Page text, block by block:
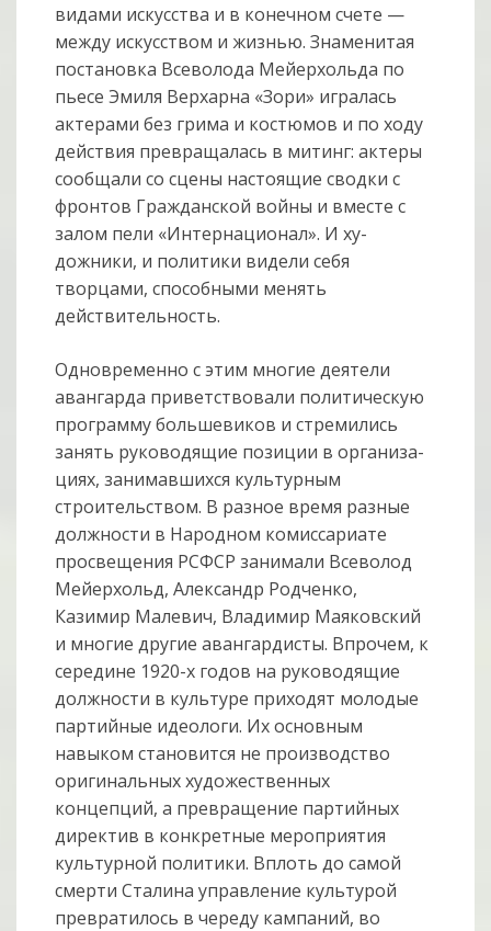
видами искусства и в конечном счете —
между искусством и жизнью. Знаменитая
постановка Всеволода Мейерхольда по
пьесе Эмиля Верхарна «Зори» игралась
актерами без грима и костюмов и по ходу
действия превращалась в митинг: актеры
сообщали со сцены настоящие сводки с
фронтов Гражданской войны и вместе с
залом пели «Интернационал». И ху­
дожники, и политики видели себя
творцами, способными менять
действитель­ность.
Одновременно с этим многие деятели
авангарда приветствовали политическую
программу большевиков и стремились
занять руководящие позиции в органи­за­
циях, занимавшихся культурным
строительством. В разное время разные
должности в Народном комиссариате
просвещения РСФСР занимали Всеволод
Мейерхольд, Александр Родченко,
Казимир Малевич, Владимир Маяковский
и многие другие авангардисты. Впрочем, к
середине 1920-х годов на руководя­щие
должности в культуре приходят молодые
партийные идеологи. Их основ­ным
навыком становится не производство
оригинальных художественных
концепций, а превращение партийных
директив в конкретные мероприятия
культурной политики. Вплоть до самой
смерти Сталина управление культурой
превратилось в череду кампаний, во